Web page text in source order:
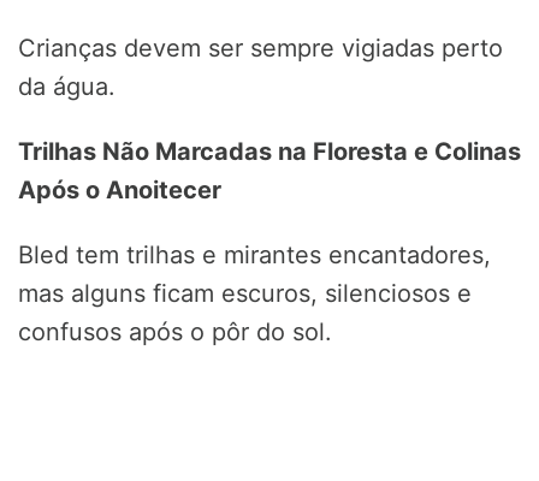
Crianças devem ser sempre vigiadas perto
da água.
Trilhas Não Marcadas na Floresta e Colinas
Após o Anoitecer
Bled tem trilhas e mirantes encantadores,
mas alguns ficam escuros, silenciosos e
confusos após o pôr do sol.